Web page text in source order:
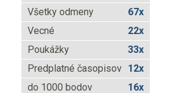
Všetky odmeny
67x
Vecné
22x
Poukážky
33x
Predplatné časopisov 12x
do 1000 bodov
16x